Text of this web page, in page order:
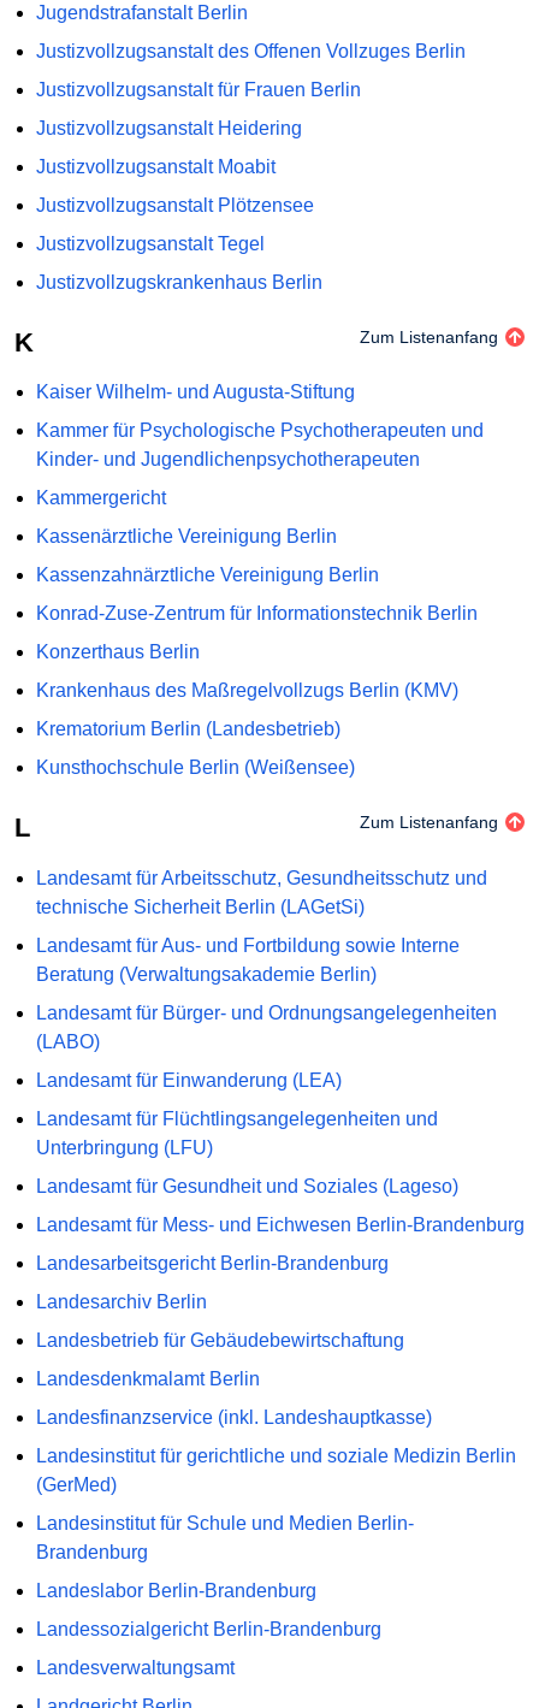
Jugendstrafanstalt Berlin
Justizvollzugsanstalt des Offenen Vollzuges Berlin
Justizvollzugsanstalt für Frauen Berlin
Justizvollzugsanstalt Heidering
Justizvollzugsanstalt Moabit
Justizvollzugsanstalt Plötzensee
Justizvollzugsanstalt Tegel
Justizvollzugskrankenhaus Berlin
K Zum Listenanfang
Kaiser Wilhelm- und Augusta-Stiftung
Kammer für Psychologische Psychotherapeuten und
Kinder- und Jugendlichenpsychotherapeuten
Kammergericht
Kassenärztliche Vereinigung Berlin
Kassenzahnärztliche Vereinigung Berlin
Konrad-Zuse-Zentrum für Informationstechnik Berlin
Konzerthaus Berlin
Krankenhaus des Maßregelvollzugs Berlin (KMV)
Krematorium Berlin (Landesbetrieb)
Kunsthochschule Berlin (Weißensee)
L Zum Listenanfang
Landesamt für Arbeitsschutz, Gesundheitsschutz und
technische Sicherheit Berlin (LAGetSi)
Landesamt für Aus- und Fortbildung sowie Interne
Beratung (Verwaltungsakademie Berlin)
Landesamt für Bürger- und Ordnungsangelegenheiten
(LABO)
Landesamt für Einwanderung (LEA)
Landesamt für Flüchtlingsangelegenheiten und
Unterbringung (LFU)
Landesamt für Gesundheit und Soziales (Lageso)
Landesamt für Mess- und Eichwesen Berlin-Brandenburg
Landesarbeitsgericht Berlin-Brandenburg
Landesarchiv Berlin
Landesbetrieb für Gebäudebewirtschaftung
Landesdenkmalamt Berlin
Landesfinanzservice (inkl. Landeshauptkasse)
Landesinstitut für gerichtliche und soziale Medizin Berlin
(GerMed)
Landesinstitut für Schule und Medien Berlin-
Brandenburg
Landeslabor Berlin-Brandenburg
Landessozialgericht Berlin-Brandenburg
Landesverwaltungsamt